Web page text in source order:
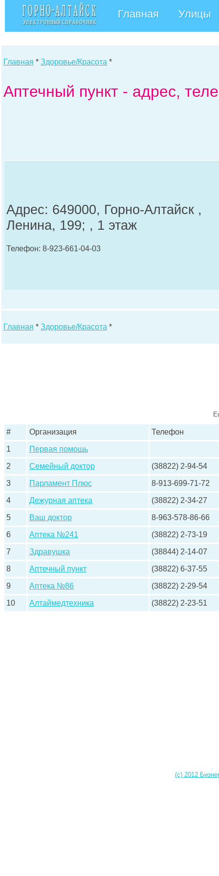
Главная Улицы
Главная * Здоровье/Красота *
Аптечный пункт - адрес,
Адрес: 649000, Горно-Алтайск ,
Ленина, 199; , 1 этаж
Телефон: 8-923-661-04-03
Главная * Здоровье/Красота *
# Организация Телефон
1 Первая помощь
2 Семейный доктор (38822) 2-94-54
3 Парламент Плюс 8-913-699-71-72
4 Дежурная аптека (38822) 2-34-27
5 Ваш доктор 8-963-578-86-66
6 Аптека №241 (38822) 2-73-19
7 Здравушка (38844) 2-14-07
8 Аптечный пункт (38822) 6-37-55
9 Аптека №86 (38822) 2-29-54
10 Алтаймедтехника (38822) 2-23-51
(c) 2012